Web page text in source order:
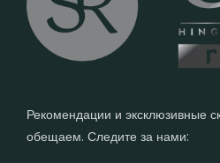
Рекомендации и эксклюзивные
обещаем. Следите за нами: